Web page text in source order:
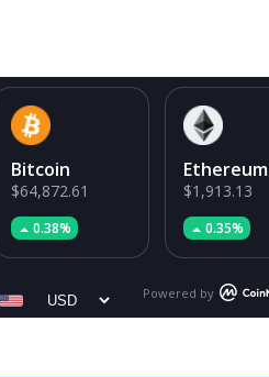
Bitcoin
$64,872.61
0.38%
Ethereum
$1,913.13
0.35%
Powered by